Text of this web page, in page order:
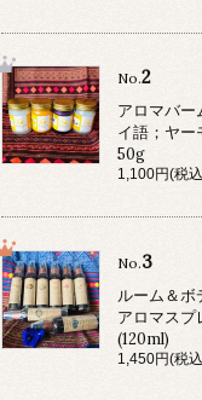
No.2
アロマバー
イ語；ヤー
50g
1,100円(税
No.3
ルーム＆ボ
アロマスプ
(120ml)
1,450円(税